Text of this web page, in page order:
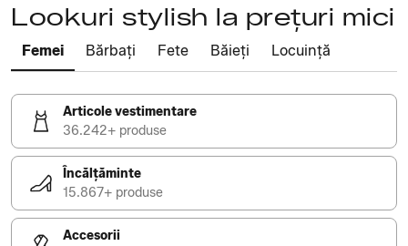
Lookuri stylish la prețuri mici
Femei Bărbați Fete Băieți Locuință
Articole vestimentare
36.242+ produse
Încălțăminte
15.867+ produse
Accesorii